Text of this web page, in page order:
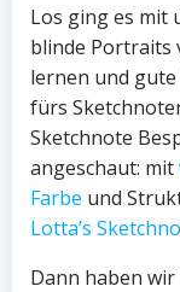
Los ging es mit
blinde Portraits
lernen und
fürs
Sketchnote
angeschaut: mit
Farbe und
Lotta’s
Dann haben